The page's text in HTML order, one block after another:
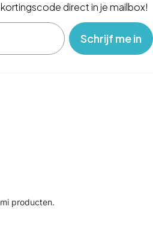
direct in je mailbox!
‎ ‎ ‎ Schrijf me in‎ ‎ ‎ ‎
producten.